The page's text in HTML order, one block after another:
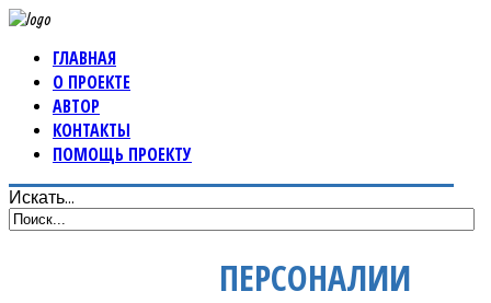
ГЛАВНАЯ
О ПРОЕКТЕ
АВТОР
КОНТАКТЫ
ПОМОЩЬ ПРОЕКТУ
Искать...
ПЕРСОНАЛИИ